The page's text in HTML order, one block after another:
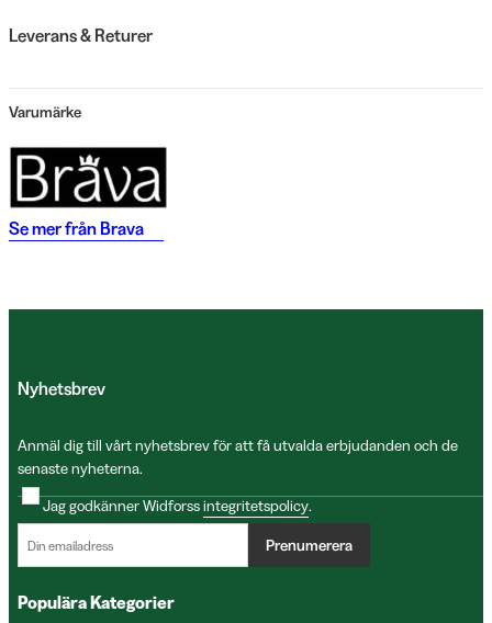
Leverans & Returer
Varumärke
Se mer från Brava
Nyhetsbrev
Anmäl dig till vårt nyhetsbrev för att få utvalda erbjudanden och de
senaste nyheterna.
Jag godkänner Widforssintegritetspolicy.
Prenumerera
Populära Kategorier